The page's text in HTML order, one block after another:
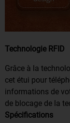
Technologie RFID
Grâce à la
cet étui pour
informations de
de blocage de la
Spécifications